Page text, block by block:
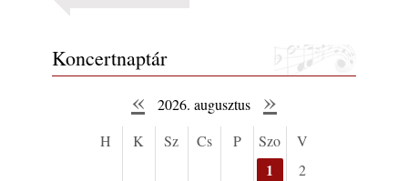
Koncertnaptár
« 2026. augusztus »
H K Sz Cs P Szo V
1
2